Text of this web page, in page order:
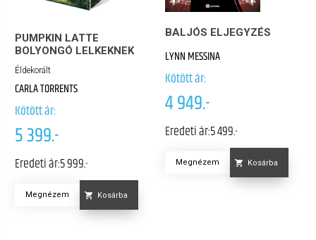
PUMPKIN LATTE
BOLYONGÓ LELKEKNEK
Éldekorált
CARLA TORRENTS
Kötött ár:
5 399.-
Eredeti ár:5 999.-
Megnézem Kosárba
BALJÓS ELJEGYZÉS
LYNN MESSINA
Kötött ár:
4 949.-
Eredeti ár:5 499.-
Megnézem Kosárba